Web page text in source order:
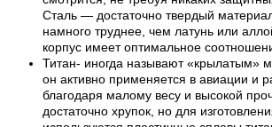
Сталь — достаточно твердый
намного труднее, чем латунь или
корпус имеет оптимальное
Титан- иногда называют «крылатым»
он активно применяется в авиации и
благодаря малому весу и высокой
достаточно хрупок, но для